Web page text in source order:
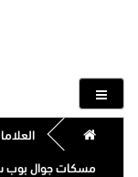
مسكات جوال بوب